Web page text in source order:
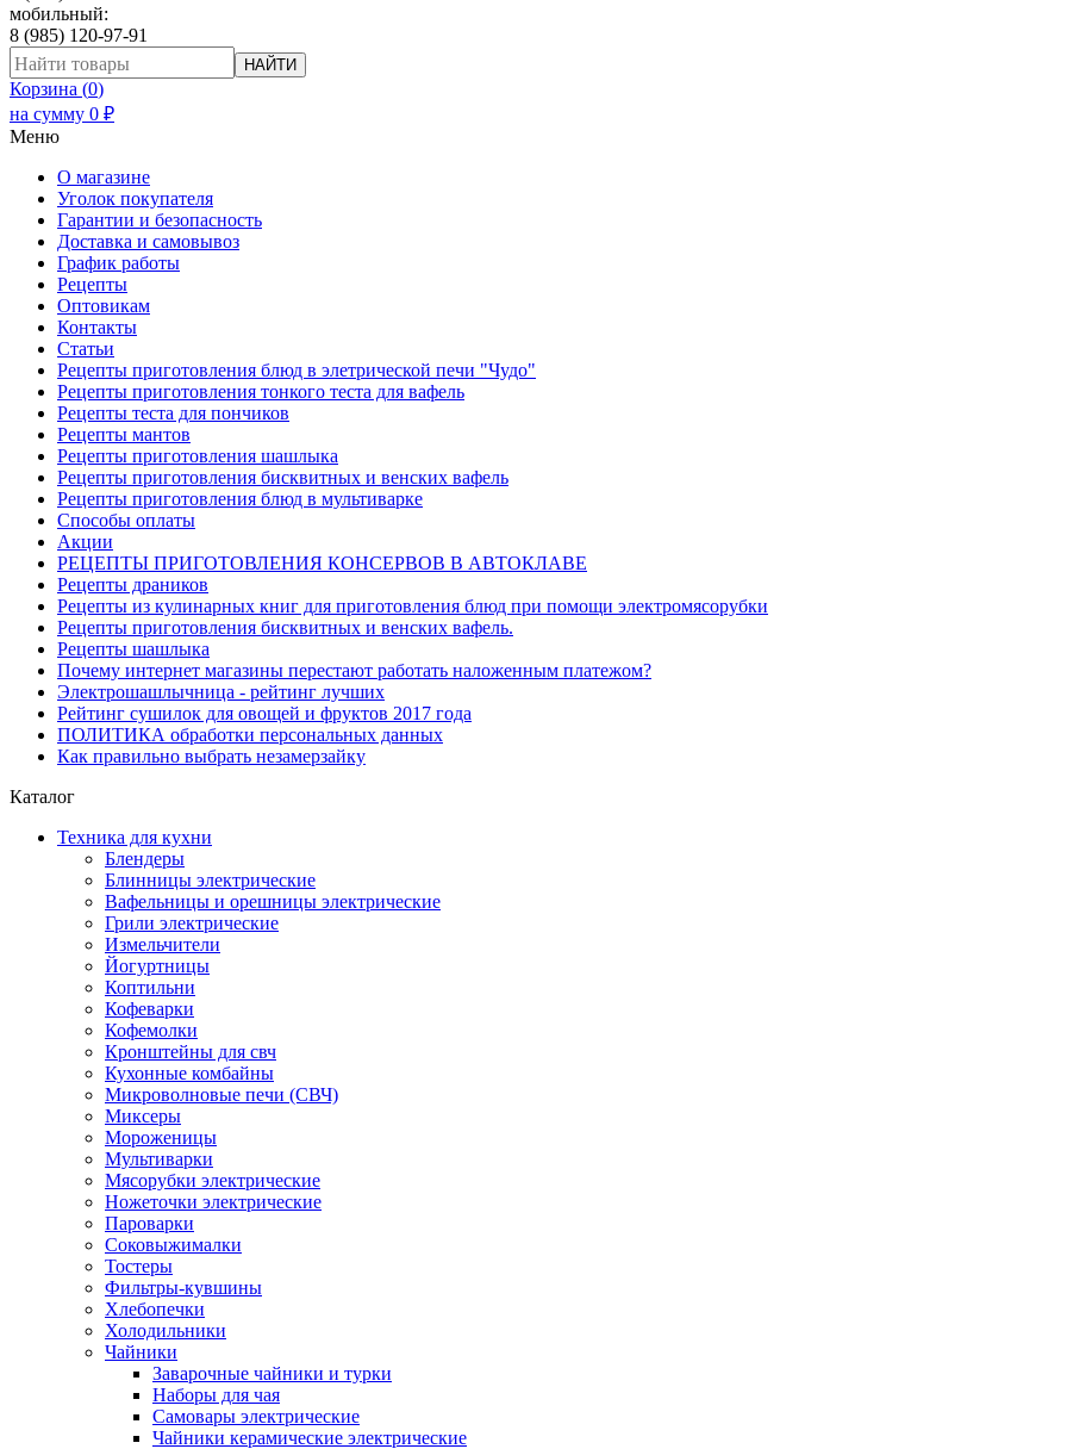
мобильный:
8 (985) 120-97-91
НАЙТИ
Корзина (0)
на сумму 0 ₽
Меню
О магазине
Уголок покупателя
Гарантии и безопасность
Доставка и самовывоз
График работы
Рецепты
Оптовикам
Контакты
Статьи
Рецепты приготовления блюд в элетрической печи "Чудо"
Рецепты приготовления тонкого теста для вафель
Рецепты теста для пончиков
Рецепты мантов
Рецепты приготовления шашлыка
Рецепты приготовления бисквитных и венских вафель
Рецепты приготовления блюд в мультиварке
Способы оплаты
Акции
РЕЦЕПТЫ ПРИГОТОВЛЕНИЯ КОНСЕРВОВ В АВТОКЛАВЕ
Рецепты драников
Рецепты из кулинарных книг для приготовления блюд при помощи электромясорубки
Рецепты приготовления бисквитных и венских вафель.
Рецепты шашлыка
Почему интернет магазины перестают работать наложенным платежом?
Электрошашлычница - рейтинг лучших
Рейтинг сушилок для овощей и фруктов 2017 года
ПОЛИТИКА обработки персональных данных
Как правильно выбрать незамерзайку
Каталог
Техника для кухни
Блендеры
Блинницы электрические
Вафельницы и орешницы электрические
Грили электрические
Измельчители
Йогуртницы
Коптильни
Кофеварки
Кофемолки
Кронштейны для свч
Кухонные комбайны
Микроволновые печи (СВЧ)
Миксеры
Мороженицы
Мультиварки
Мясорубки электрические
Ножеточки электрические
Пароварки
Соковыжималки
Тостеры
Фильтры-кувшины
Хлебопечки
Холодильники
Чайники
Заварочные чайники и турки
Наборы для чая
Самовары электрические
Чайники керамические электрические